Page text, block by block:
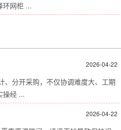
环网柜 ...
2026-04-22
、分开采购，不仅协调难度大、工期
操经 ...
2026-04-22